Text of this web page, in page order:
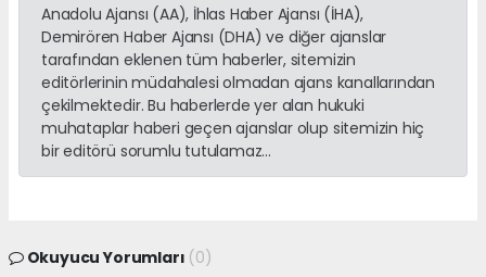
Anadolu Ajansı (AA), İhlas Haber Ajansı (İHA),
Demirören Haber Ajansı (DHA) ve diğer ajanslar
tarafından eklenen tüm haberler, sitemizin
editörlerinin müdahalesi olmadan ajans kanallarından
çekilmektedir. Bu haberlerde yer alan hukuki
muhataplar haberi geçen ajanslar olup sitemizin hiç
bir editörü sorumlu tutulamaz...
Okuyucu Yorumları (0)